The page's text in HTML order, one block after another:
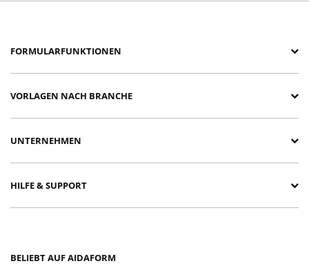
FORMULARFUNKTIONEN
VORLAGEN NACH BRANCHE
UNTERNEHMEN
HILFE & SUPPORT
BELIEBT AUF AIDAFORM